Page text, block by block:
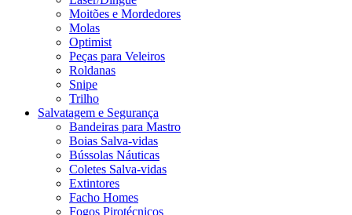
Moitões e Mordedores
Molas
Optimist
Peças para Veleiros
Roldanas
Snipe
Trilho
Salvatagem e Segurança
Bandeiras para Mastro
Boias Salva-vidas
Bússolas Náuticas
Coletes Salva-vidas
Extintores
Facho Homes
Fogos Pirotécnicos